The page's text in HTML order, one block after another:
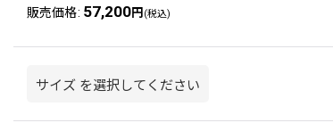
販売価格: 57,200円 (税込)
サイズ を選択してください